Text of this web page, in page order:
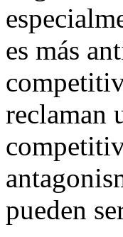
es más
reclaman
pueden